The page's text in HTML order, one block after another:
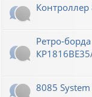
Контроллер
Ретро-
8085